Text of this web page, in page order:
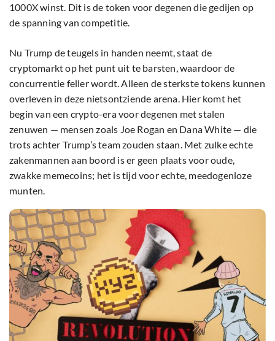
1000X winst. Dit is de token voor degenen die gedijen op
de spanning van competitie.
Nu Trump de teugels in handen neemt, staat de
cryptomarkt op het punt uit te barsten, waardoor de
concurrentie feller wordt. Alleen de sterkste tokens kunnen
overleven in deze nietsontziende arena. Hier komt het
begin van een crypto-era voor degenen met stalen
zenuwen — mensen zoals Joe Rogan en Dana White — die
trots achter Trump’s team zouden staan. Met zulke echte
zakenmannen aan boord is er geen plaats voor oude,
zwakke memecoins; het is tijd voor echte, meedogenloze
munten.